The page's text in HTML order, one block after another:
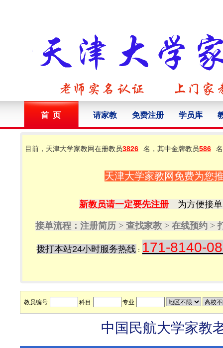
首 页 请家教 免费注册 学员库
目前，天津大学家教网在册教员3826 名，其中金牌教员586
天津大学家教网免费为您
新教员请一定要先注册 为方便接
接单流程：注册简历 > 查找家教 > 在线预约 >
拨打本站24小时服务热线 ： 171-8140-
教员编号 科目: 专业:
中国民航大学家教